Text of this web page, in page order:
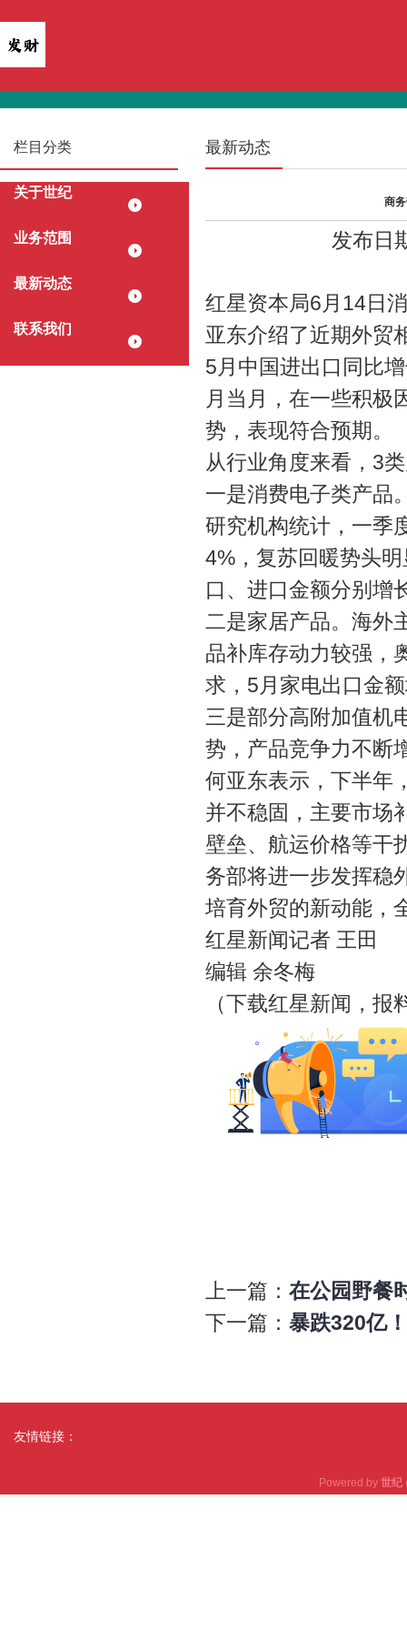
栏目分类
关于世纪
业务范围
最新动态
联系我们
最新动态
商
发布日
红星资本局6月14日
亚东介绍了近期外贸
5月中国进出口同比
月当月，在一些积极
势，表现符合预期。
从行业角度来看，3
一是消费电子类产品
研究机构统计，一季
4%，复苏回暖势头
口、进口金额分别增
二是家居产品。海外
品补库存动力较强，
求，5月家电出口金
三是部分高附加值机
势，产品竞争力不断
何亚东表示，下半年
并不稳固，主要市场
壁垒、航运价格等干
务部将进一步发挥稳
培育外贸的新动能，
红星新闻记者 王田
编辑 余冬梅
（下载红星新闻，报
上一篇： 在公园野餐
下一篇： 暴跌320亿
友情链接：
Powered by 世纪